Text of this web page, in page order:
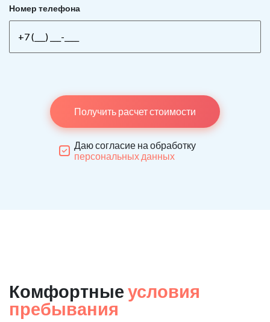
Номер телефона
Получить расчет стоимости
Даю согласие на обработку
персональных данных
Комфортные условия
пребывания